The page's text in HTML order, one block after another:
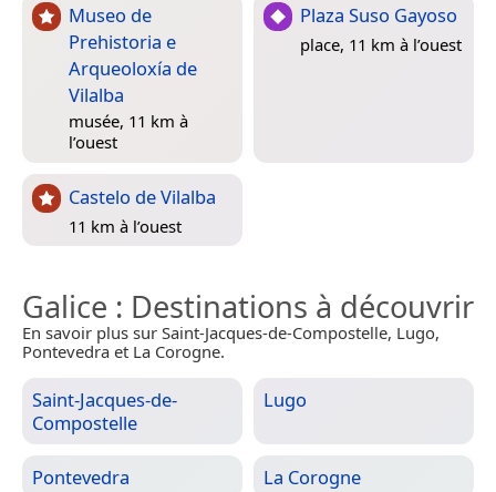
Museo de
Prehistoria e
Arqueoloxía de
Vilalba
musée, 11 km à
l’ouest
Plaza Suso Gayoso
place, 11 km à l’ouest
Castelo de Vilalba
11 km à l’ouest
Galice : Destinations à découvrir
En savoir plus sur Saint-Jacques-de-Compostelle, Lugo,
Pontevedra et La Corogne.
Saint-Jacques-de-
Compostelle
Lugo
Pontevedra La Corogne